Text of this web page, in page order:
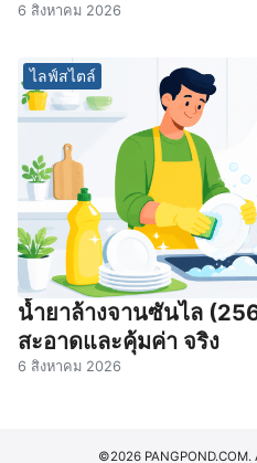
6 สิงหาคม 2026
ไลฟ์สไตล์
น้ำยาล้างจานซันไล
สะอาดและคุ้มค่า จริง
6 สิงหาคม 2026
©2026 PANGPOND.COM.